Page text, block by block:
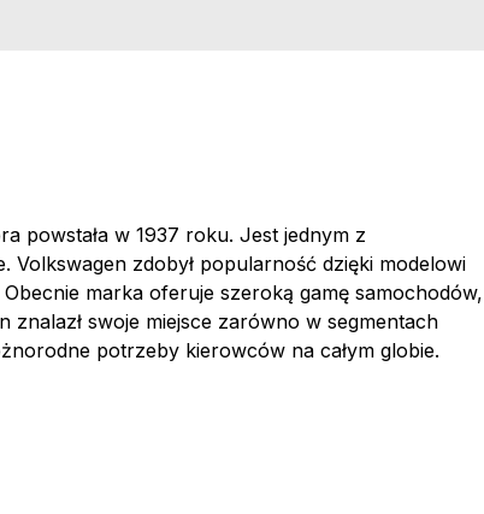
powstała w 1937 roku. Jest jednym z
zdobył popularność dzięki modelowi
marka oferuje szeroką gamę samochodów,
znalazł swoje miejsce zarówno w segmentach
potrzeby kierowców na całym globie.